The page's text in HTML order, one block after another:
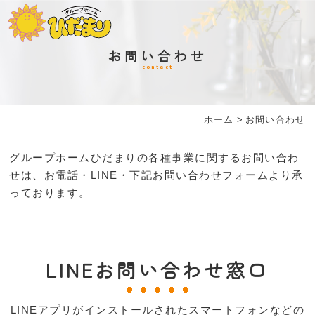
お問い合わせ
contact
ホーム > お問い合わせ
グループホームひだまりの各種事業に関するお問い合わ
せは、お電話・LINE・下記お問い合わせフォームより承
っております。
LINEお問い合わせ窓口
LINEアプリがインストールされたスマートフォンなどの